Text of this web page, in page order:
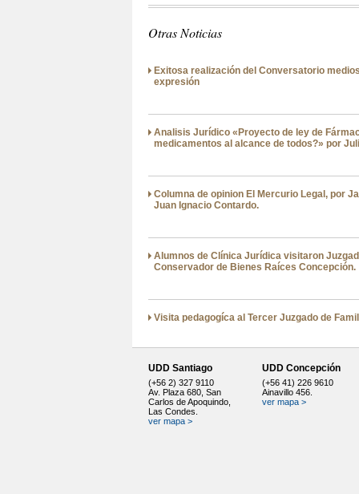
Otras Noticias
Exitosa realización del Conversatorio
expresión
Analisis Jurídico «Proyecto de ley de
medicamentos al alcance de todos?» por
Columna de opinion El Mercurio Legal, por
Juan Ignacio Contardo.
Alumnos de Clínica Jurídica visitaron
Conservador de Bienes Raíces Concepción.
Visita pedagogíca al Tercer Juzgado de
UDD Santiago
(+56 2) 327 9110
Av. Plaza 680, San
Carlos de Apoquindo,
Las Condes.
ver mapa >
UDD Concepción
(+56 41) 226 9610
Ainavillo 456.
ver mapa >